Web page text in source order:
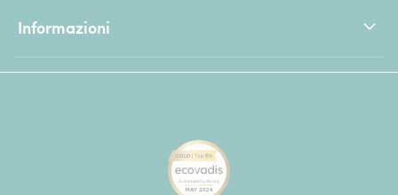
Informazioni